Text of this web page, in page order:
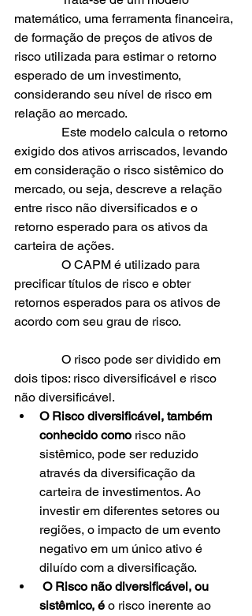
matemático, uma ferramenta financeira,
de formação de preços de ativos de
risco utilizada para estimar o retorno
esperado de um investimento,
considerando seu nível de risco em
relação ao mercado.
exigido dos ativos arriscados, levando
em consideração o risco sistêmico do
mercado, ou seja, descreve a relação
entre risco não diversificados e o
retorno esperado para os ativos da
carteira de ações.
precificar títulos de risco e obter
retornos esperados para os ativos de
acordo com seu grau de risco.
dois tipos: risco diversificável e risco
não diversificável.
O Risco diversificável, também
conhecido como risco não
sistêmico, pode ser reduzido
através da diversificação da
carteira de investimentos. Ao
investir em diferentes setores ou
regiões, o impacto de um evento
negativo em um único ativo é
diluído com a diversificação.
O Risco não diversificável, ou
sistêmico, é o risco inerente ao